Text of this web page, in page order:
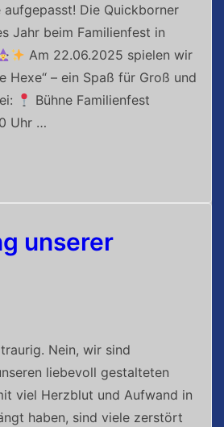
aufgepasst! Die Quickborner
Jahr beim Familienfest in
Am 22.06.2025 spielen wir
Hexe“ – ein Spaß für Groß und
Bühne Familienfest
Uhr …
unserer
Nein, wir sind
liebevoll gestalteten
viel Herzblut und Aufwand in
haben, sind viele zerstört